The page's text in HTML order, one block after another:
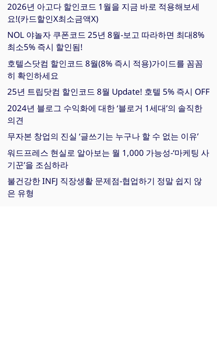
2026년 아고다 할인코드 1월을 지금 바로 적용해보세
요!(카드할인X최소금액X)
NOL 야놀자 쿠폰코드 25년 8월-보고 따라하면 최대8%
최소5% 즉시 할인됨!
호텔스닷컴 할인코드 8월(8% 즉시 적용)가이드를 꼼꼼
히 확인하세요
25년 트립닷컴 할인코드 8월 Update! 호텔 5% 즉시 OFF
2024년 블로그 수익화에 대한 ‘블로거 1세대’의 솔직한
의견
무자본 창업의 진실 ‘글쓰기는 누구나 할 수 없는 이유’
워드프레스 현실로 알아보는 월 1,000 가능성-‘마케팅 사
기꾼’을 조심하라
불건강한 INFJ 직장생활 문제점-협업하기 정말 쉽지 않
은 유형